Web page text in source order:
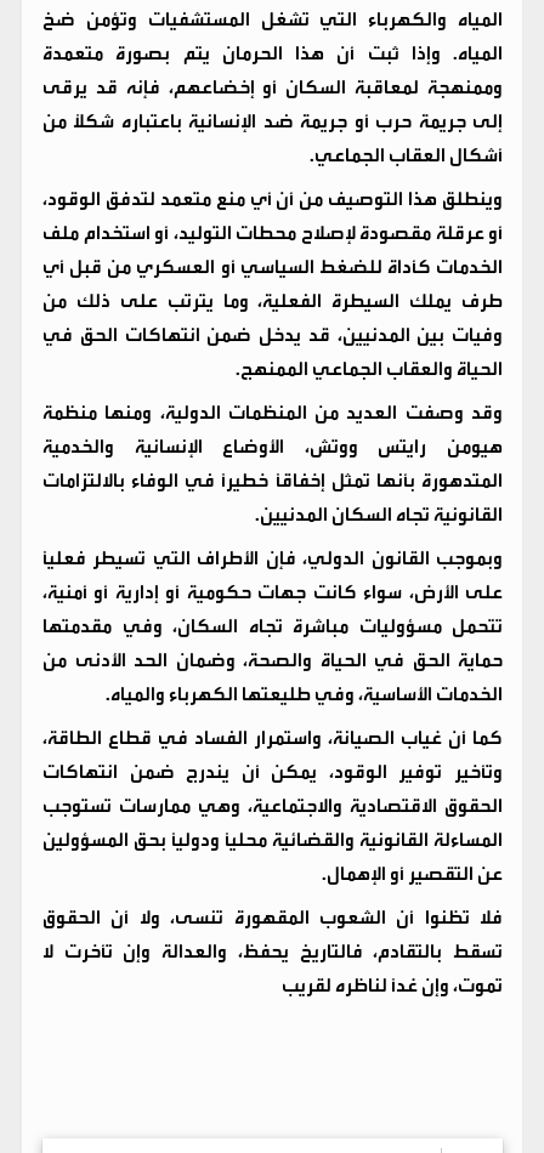
المياه والكهرباء التي تشغل المستشفيات وتؤمن ضخ
المياه. وإذا ثبت أن هذا الحرمان يتم بصورة متعمدة
وممنهجة لمعاقبة السكان أو إخضاعهم، فإنه قد يرقى
إلى جريمة حرب أو جريمة ضد الإنسانية باعتباره شكلاً من
أشكال العقاب الجماعي.
وينطلق هذا التوصيف من أن أي منع متعمد لتدفق الوقود،
أو عرقلة مقصودة لإصلاح محطات التوليد، أو استخدام ملف
الخدمات كأداة للضغط السياسي أو العسكري من قبل أي
طرف يملك السيطرة الفعلية، وما يترتب على ذلك من
وفيات بين المدنيين، قد يدخل ضمن انتهاكات الحق في
الحياة والعقاب الجماعي الممنهج.
وقد وصفت العديد من المنظمات الدولية، ومنها منظمة
هيومن رايتس ووتش، الأوضاع الإنسانية والخدمية
المتدهورة بأنها تمثل إخفاقاً خطيراً في الوفاء بالالتزامات
القانونية تجاه السكان المدنيين.
وبموجب القانون الدولي، فإن الأطراف التي تسيطر فعلياً
على الأرض، سواء كانت جهات حكومية أو إدارية أو أمنية،
تتحمل مسؤوليات مباشرة تجاه السكان، وفي مقدمتها
حماية الحق في الحياة والصحة، وضمان الحد الأدنى من
الخدمات الأساسية، وفي طليعتها الكهرباء والمياه.
كما أن غياب الصيانة، واستمرار الفساد في قطاع الطاقة،
وتأخير توفير الوقود، يمكن أن يندرج ضمن انتهاكات
الحقوق الاقتصادية والاجتماعية، وهي ممارسات تستوجب
المساءلة القانونية والقضائية محلياً ودولياً بحق المسؤولين
عن التقصير أو الإهمال.
فلا تظنوا أن الشعوب المقهورة تنسى، ولا أن الحقوق
تسقط بالتقادم، فالتاريخ يحفظ، والعدالة وإن تأخرت لا
تموت، وإن غداً لناظره لقريب